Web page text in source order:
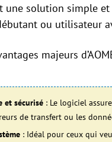
une solution simple
ou utilisateur
majeurs
et sécurisé : Le logiciel
de transfert ou les
: Idéal pour ceux qui